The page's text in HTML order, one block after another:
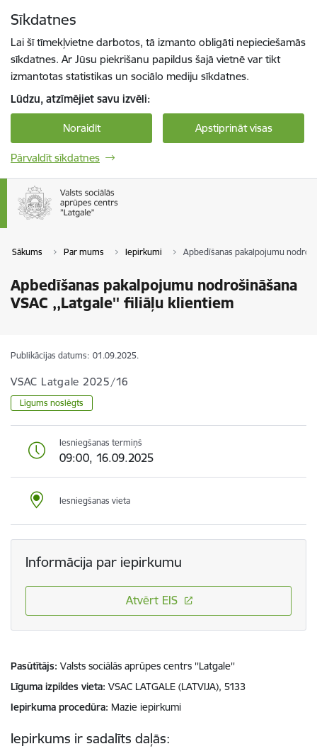
Sīkdatnes
Lai šī tīmekļvietne darbotos, tā izmanto obligāti nepieciešamās
sīkdatnes. Ar Jūsu piekrišanu papildus šajā vietnē var tikt
izmantotas statistikas un sociālo mediju sīkdatnes.
Lūdzu, atzīmējiet savu izvēli:
Noraidīt Apstiprināt visas
Pārvaldīt sīkdatnes
Sākums Par mums Iepirkumi Apbedīšanas pakalpojumu
Apbedīšanas pakalpojumu nodrošināšana
VSAC ,,Latgale'' filiāļu klientiem
Publikācijas datums: 01.09.2025.
VSAC Latgale 2025/16
Līgums noslēgts
Iesniegšanas termiņš
09:00, 16.09.2025
Iesniegšanas vieta
Informācija par iepirkumu
Atvērt EIS
Pasūtītājs Valsts sociālās aprūpes centrs ''Latgale''
Līguma izpildes vieta VSAC LATGALE (LATVIJA), 5133
Iepirkuma procedūra Mazie iepirkumi
Iepirkums ir sadalīts daļās: